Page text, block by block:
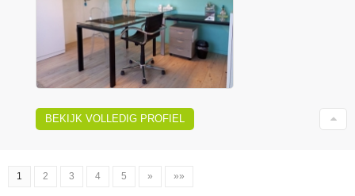
BEKIJK VOLLEDIG PROFIEL
1 2 3 4 5 » »»